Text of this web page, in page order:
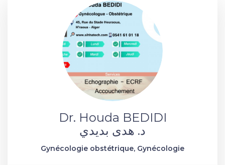
Dr. Houda BEDIDI
د. هدى بديدي
Gynécologie obstétrique, Gynécologie